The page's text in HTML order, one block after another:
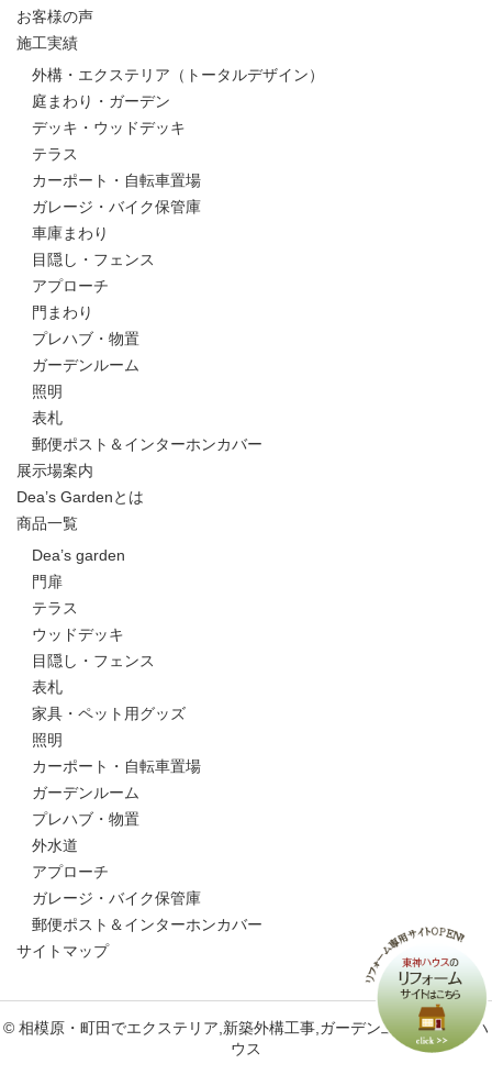
お客様の声
施工実績
外構・エクステリア（トータルデザイン）
庭まわり・ガーデン
デッキ・ウッドデッキ
テラス
カーポート・自転車置場
ガレージ・バイク保管庫
車庫まわり
目隠し・フェンス
アプローチ
門まわり
プレハブ・物置
ガーデンルーム
照明
表札
郵便ポスト＆インターホンカバー
展示場案内
Dea’s Gardenとは
商品一覧
Dea’s garden
門扉
テラス
ウッドデッキ
目隠し・フェンス
表札
家具・ペット用グッズ
照明
カーポート・自転車置場
ガーデンルーム
プレハブ・物置
外水道
アプローチ
ガレージ・バイク保管庫
郵便ポスト＆インターホンカバー
サイトマップ
© 相模原・町田でエクステリア,新築外構工事,ガーデン工事なら東神ハ
ウス